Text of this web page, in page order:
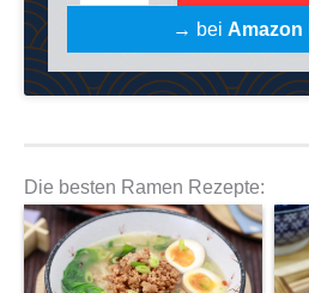
i
o
m
e
n
K
→ bei Amazon
Die besten Ramen Rezepte: